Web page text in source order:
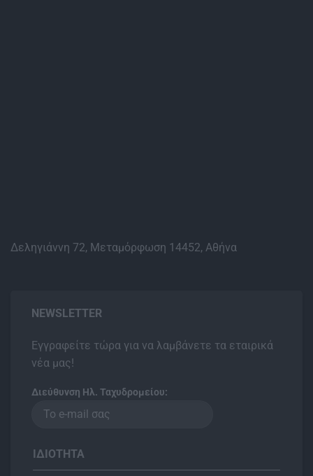
Δεληγιάννη 72, Μεταμόρφωση 14452, Αθήνα
NEWSLETTER
Εγγραφείτε τώρα για να λαμβάνετε τα εταιρικά
νέα μας!
Διεύθυνση Ηλ. Ταχυδρομείου:
ΙΔΙΌΤΗΤΑ